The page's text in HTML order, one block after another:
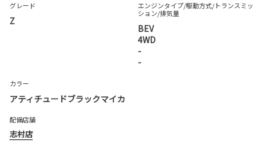
グレード
Z
エンジンタイプ/駆動方式/トランスミッ
ション/排気量
BEV
4WD
-
-
カラー
アティチュードブラックマイカ
配備店舗
志村店